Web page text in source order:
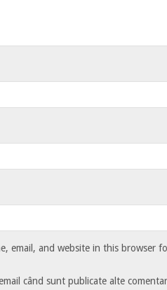
email, and website in this browser
când sunt publicate alte